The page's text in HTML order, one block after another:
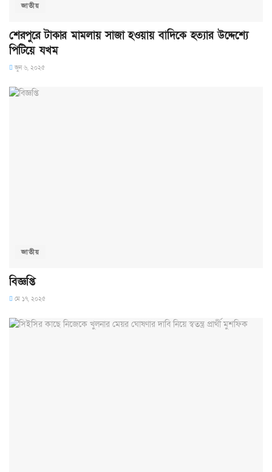
জাতীয়
শেরপুরে টাকার মামলায় সাজা হওয়ায় বাদিকে হত্যার উদ্দেশ্যে
পিটিয়ে যখম
জুন ৬, ২০২৫
জাতীয়
বিজ্ঞপ্তি
মে ১৭, ২০২৫